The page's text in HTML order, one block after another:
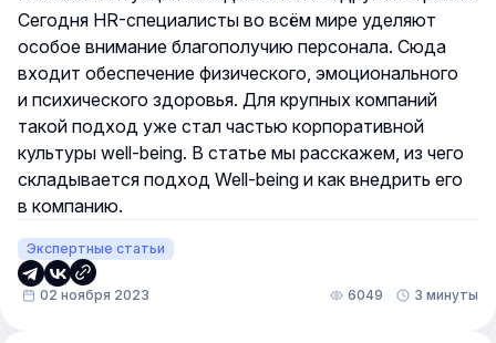
Сегодня HR-специалисты во всём мире уделяют
особое внимание благополучию персонала. Сюда
входит обеспечение физического, эмоционального
и психического здоровья. Для крупных компаний
такой подход уже стал частью корпоративной
культуры well-being. В статье мы расскажем, из чего
складывается подход Well-being и как внедрить его
в компанию.
Экспертные статьи
02 ноября 2023 6049 3 минуты